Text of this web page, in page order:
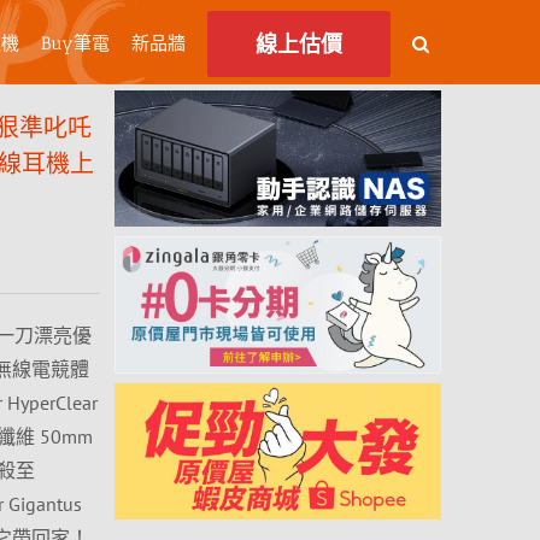
Buy筆電 新品牆 線上估價
準叱吒
耳機上
刀漂亮優
線電競體
維 50mm
至